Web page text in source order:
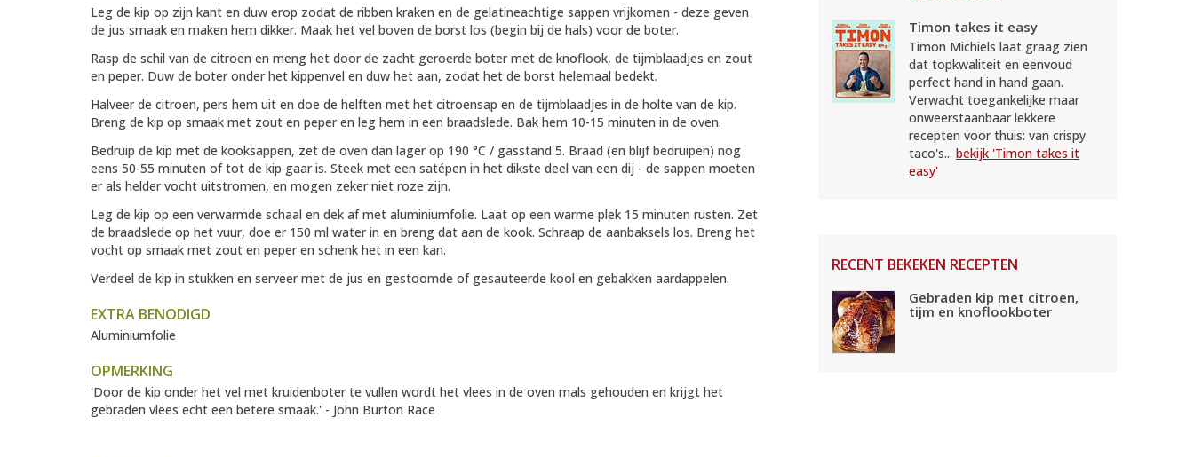
Leg de kip op zijn kant en duw erop zodat de ribben kraken en de gelatineachtige sappen vrijkomen - deze geven
de jus smaak en maken hem dikker. Maak het vel boven de borst los (begin bij de hals) voor de boter.
Rasp de schil van de citroen en meng het door de zacht geroerde boter met de knoflook, de tijmblaadjes en zout
en peper. Duw de boter onder het kippenvel en duw het aan, zodat het de borst helemaal bedekt.
Halveer de citroen, pers hem uit en doe de helften met het citroensap en de tijmblaadjes in de holte van de kip.
Breng de kip op smaak met zout en peper en leg hem in een braadslede. Bak hem 10-15 minuten in de oven.
Bedruip de kip met de kooksappen, zet de oven dan lager op 190 °C / gasstand 5. Braad (en blijf bedruipen) nog
eens 50-55 minuten of tot de kip gaar is. Steek met een satépen in het dikste deel van een dij - de sappen moeten
er als helder vocht uitstromen, en mogen zeker niet roze zijn.
Leg de kip op een verwarmde schaal en dek af met aluminiumfolie. Laat op een warme plek 15 minuten rusten. Zet
de braadslede op het vuur, doe er 150 ml water in en breng dat aan de kook. Schraap de aanbaksels los. Breng het
vocht op smaak met zout en peper en schenk het in een kan.
Verdeel de kip in stukken en serveer met de jus en gestoomde of gesauteerde kool en gebakken aardappelen.
EXTRA BENODIGD
Aluminiumfolie
OPMERKING
'Door de kip onder het vel met kruidenboter te vullen wordt het vlees in de oven mals gehouden en krijgt het
gebraden vlees echt een betere smaak.' - John Burton Race
Timon takes it easy
Timon Michiels laat graag zien
dat topkwaliteit en eenvoud
perfect hand in hand gaan.
Verwacht toegankelijke maar
onweerstaanbaar lekkere
recepten voor thuis: van crispy
taco's... bekijk 'Timon takes it
easy'
RECENT BEKEKEN RECEPTEN
Gebraden kip met citroen,
tijm en knoflookboter